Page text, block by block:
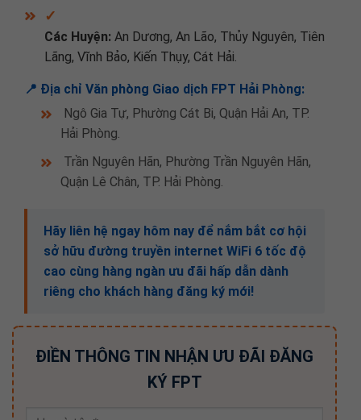
✓
Các Huyện: An Dương, An Lão, Thủy Nguyên, Tiên
Lãng, Vĩnh Bảo, Kiến Thụy, Cát Hải.
📍 Địa chỉ Văn phòng Giao dịch FPT Hải Phòng:
Ngô Gia Tự, Phường Cát Bi, Quận Hải An, TP.
Hải Phòng.
Trần Nguyên Hãn, Phường Trần Nguyên Hãn,
Quận Lê Chân, TP. Hải Phòng.
Hãy liên hệ ngay hôm nay để nắm bắt cơ hội
sở hữu đường truyền internet WiFi 6 tốc độ
cao cùng hàng ngàn ưu đãi hấp dẫn dành
riêng cho khách hàng đăng ký mới!
ĐIỀN THÔNG TIN NHẬN ƯU ĐÃI ĐĂNG
KÝ FPT